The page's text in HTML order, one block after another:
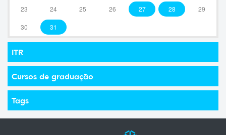
23 24 25 26 27 28 29
30 31
ITR
Cursos de graduação
Tags